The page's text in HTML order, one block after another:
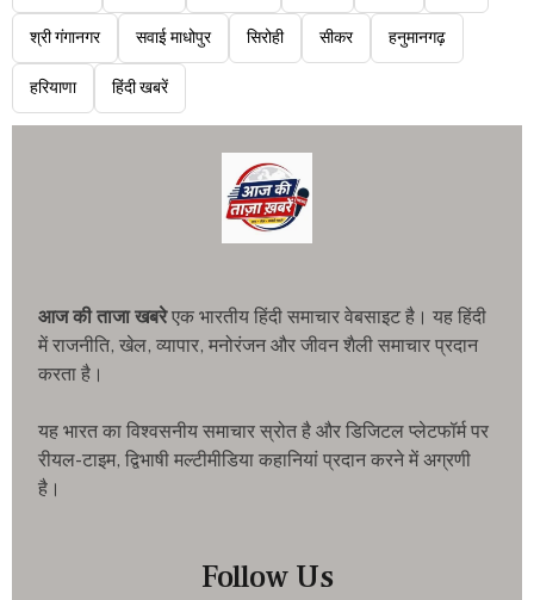
श्री गंगानगर सवाई माधोपुर सिरोही सीकर हनुमानगढ़
हरियाणा हिंदी खबरें
आज की ताजा खबरेएक भारतीय हिंदी समाचार वेबसाइट है। यह हिंदी
में राजनीति, खेल, व्यापार, मनोरंजन और जीवन शैली समाचार प्रदान
करता है।
यह भारत का विश्वसनीय समाचार स्रोत है और डिजिटल प्लेटफॉर्म पर
रीयल-टाइम, द्विभाषी मल्टीमीडिया कहानियां प्रदान करने में अग्रणी
है।
Follow Us